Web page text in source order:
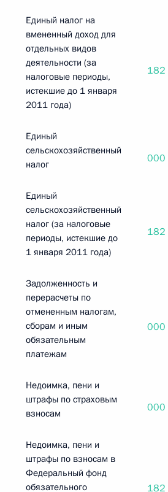
Единый налог на
вмененный доход для
отдельных видов
деятельности (за
налоговые периоды,
истекшие до 1 января
2011 года)
182
Единый
сельскохозяйственный
налог
000
Единый
сельскохозяйственный
налог (за налоговые
периоды, истекшие до
1 января 2011 года)
182
Задолженность и
перерасчеты по
отмененным налогам,
сборам и иным
обязательным
платежам
000
Недоимка, пени и
штрафы по страховым
взносам
000
Недоимка, пени и
штрафы по взносам в
Федеральный фонд
обязательного
182